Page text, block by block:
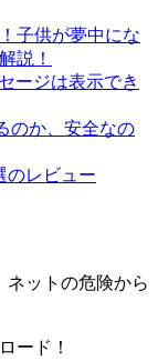
子供が夢中にな
説！
ージは表示でき
のか、安全なの
のレビュー
ネットの危険から
ード！